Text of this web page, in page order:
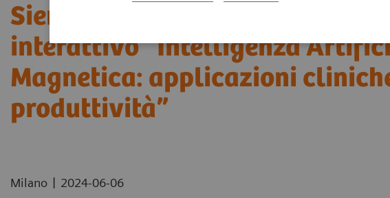
Siemens Healthineers lancia il
interattivo “Intelligenza
Magnetica: applicazioni
produttività”
Milano | 2024-06-06